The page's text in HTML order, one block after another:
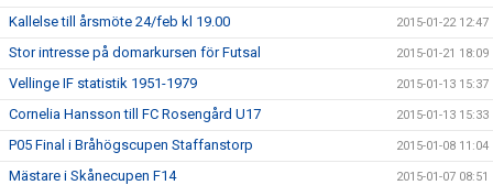
Kallelse till årsmöte 24/feb kl 19.00 2015-01-22 12:47
Stor intresse på domarkursen för Futsal 2015-01-21 18:09
Vellinge IF statistik 1951-1979 2015-01-13 15:37
Cornelia Hansson till FC Rosengård U17 2015-01-13 15:33
P05 Final i Bråhögscupen Staffanstorp 2015-01-08 11:04
Mästare i Skånecupen F14 2015-01-07 08:51